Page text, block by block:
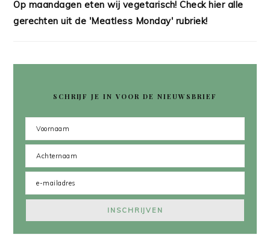
Op maandagen eten wij vegetarisch! Check hier alle
gerechten uit de 'Meatless Monday' rubriek!
SCHRIJF JE IN VOOR DE NIEUWSBRIEF